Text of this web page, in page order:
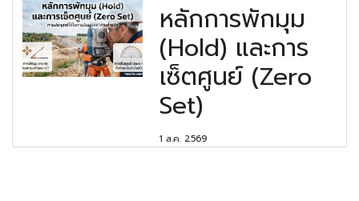
หลักการพักมุม
(Hold) และการ
เซ็ตศูนย์ (Zero
Set)
1 ส.ค. 2569